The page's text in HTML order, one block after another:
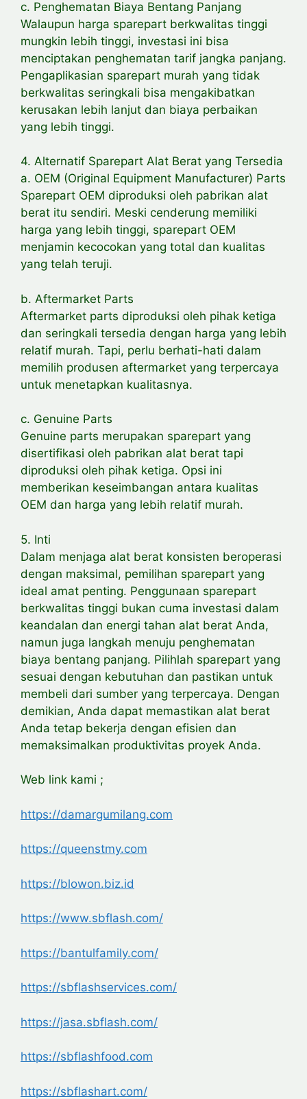
c. Penghematan Biaya Bentang Panjang
Walaupun harga sparepart berkwalitas tinggi
mungkin lebih tinggi, investasi ini bisa
menciptakan penghematan tarif jangka panjang.
Pengaplikasian sparepart murah yang tidak
berkwalitas seringkali bisa mengakibatkan
kerusakan lebih lanjut dan biaya perbaikan
yang lebih tinggi.
4. Alternatif Sparepart Alat Berat yang Tersedia
a. OEM (Original Equipment Manufacturer) Parts
Sparepart OEM diproduksi oleh pabrikan alat
berat itu sendiri. Meski cenderung memiliki
harga yang lebih tinggi, sparepart OEM
menjamin kecocokan yang total dan kualitas
yang telah teruji.
b. Aftermarket Parts
Aftermarket parts diproduksi oleh pihak ketiga
dan seringkali tersedia dengan harga yang lebih
relatif murah. Tapi, perlu berhati-hati dalam
memilih produsen aftermarket yang terpercaya
untuk menetapkan kualitasnya.
c. Genuine Parts
Genuine parts merupakan sparepart yang
disertifikasi oleh pabrikan alat berat tapi
diproduksi oleh pihak ketiga. Opsi ini
memberikan keseimbangan antara kualitas
OEM dan harga yang lebih relatif murah.
5. Inti
Dalam menjaga alat berat konsisten beroperasi
dengan maksimal, pemilihan sparepart yang
ideal amat penting. Penggunaan sparepart
berkwalitas tinggi bukan cuma investasi dalam
keandalan dan energi tahan alat berat Anda,
namun juga langkah menuju penghematan
biaya bentang panjang. Pilihlah sparepart yang
sesuai dengan kebutuhan dan pastikan untuk
membeli dari sumber yang terpercaya. Dengan
demikian, Anda dapat memastikan alat berat
Anda tetap bekerja dengan efisien dan
memaksimalkan produktivitas proyek Anda.
Web link kami ;
https://damargumilang.com
https://queenstmy.com
https://blowon.biz.id
https://www.sbflash.com/
https://bantulfamily.com/
https://sbflashservices.com/
https://jasa.sbflash.com/
https://sbflashfood.com
https://sbflashart.com/